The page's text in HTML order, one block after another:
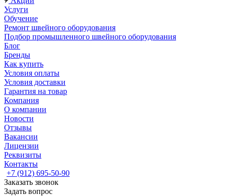
Услуги
Обучение
Ремонт швейного оборудования
Подбор промышленного швейного оборудования
Блог
Бренды
Как купить
Условия оплаты
Условия доставки
Гарантия на товар
Компания
О компании
Новости
Отзывы
Вакансии
Лицензии
Реквизиты
Контакты
+7 (912) 695-50-90
Заказать звонок
Задать вопрос